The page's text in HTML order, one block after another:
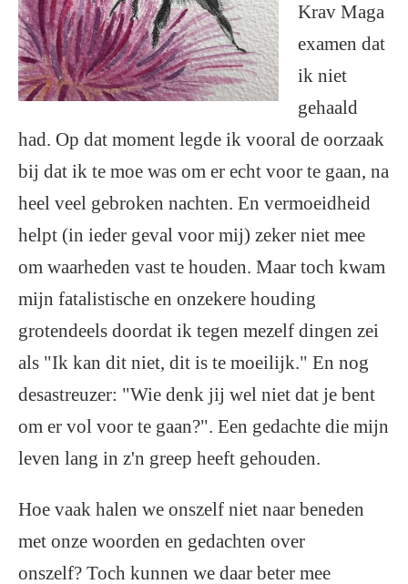
Krav Maga
examen dat
ik niet
gehaald
had. Op dat moment legde ik vooral de oorzaak
bij dat ik te moe was om er echt voor te gaan, na
heel veel gebroken nachten. En vermoeidheid
helpt (in ieder geval voor mij) zeker niet mee
om waarheden vast te houden. Maar toch kwam
mijn fatalistische en onzekere houding
grotendeels doordat ik tegen mezelf dingen zei
als "Ik kan dit niet, dit is te moeilijk." En nog
desastreuzer: "Wie denk jij wel niet dat je bent
om er vol voor te gaan?". Een gedachte die mijn
leven lang in z'n greep heeft gehouden.
Hoe vaak halen we onszelf niet naar beneden
met onze woorden en gedachten over
onszelf? Toch kunnen we daar beter mee